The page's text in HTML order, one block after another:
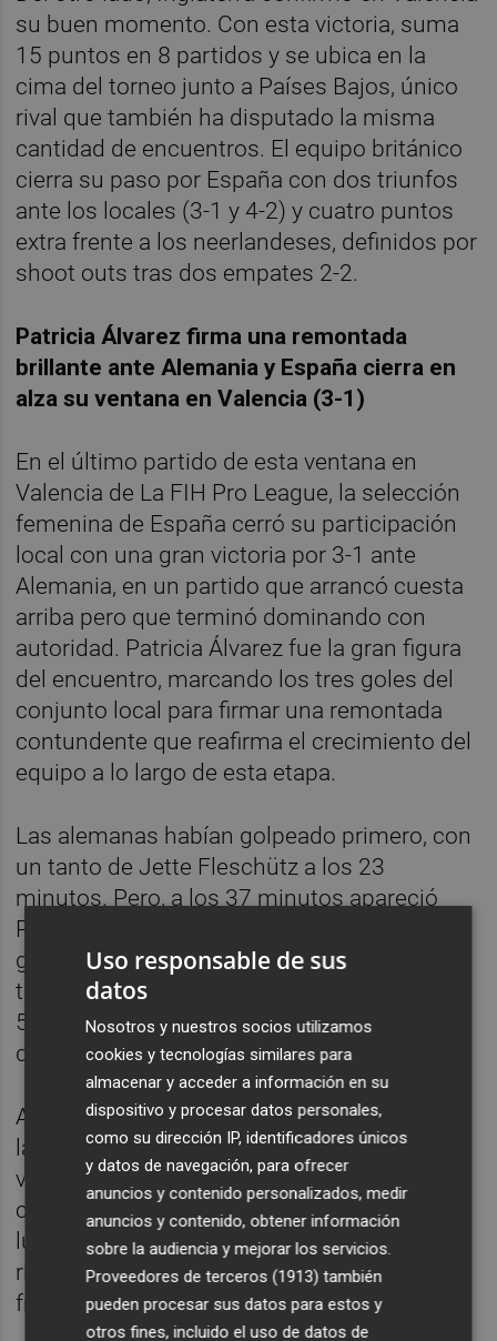
su buen momento. Con esta victoria, suma
15 puntos en 8 partidos y se ubica en la
cima del torneo junto a Países Bajos, único
rival que también ha disputado la misma
cantidad de encuentros. El equipo británico
cierra su paso por España con dos triunfos
ante los locales (3-1 y 4-2) y cuatro puntos
extra frente a los neerlandeses, definidos por
shoot outs tras dos empates 2-2.
Patricia Álvarez firma una remontada
brillante ante Alemania y España cierra en
alza su ventana en Valencia (3-1)
En el último partido de esta ventana en
Valencia de La FIH Pro League, la selección
femenina de España cerró su participación
local con una gran victoria por 3-1 ante
Alemania, en un partido que arrancó cuesta
arriba pero que terminó dominando con
autoridad. Patricia Álvarez fue la gran figura
del encuentro, marcando los tres goles del
conjunto local para firmar una remontada
contundente que reafirma el crecimiento del
equipo a lo largo de esta etapa.
Las alemanas habían golpeado primero, con
un tanto de Jette Fleschütz a los 23
minutos. Pero, a los 37 minutos apareció
Patricia Álvarez para colocar el empate. La
goleadora del equipo marcó el segundo
tanto a los 42’ y sentenció el partido a los
54’, sellando su hat-trick y la victoria
definitiva.
A nivel colectivo, se notó una evolución de
las españolas respecto al inicio de la
ventana, donde España había comenzado
con una derrota ante Bélgica (3-5), aunque
luego se repuso con un 1-0 ante las mismas
rivales y un valioso triunfo en shoot outs
frente a Alemania (1-1; 4-2 SO).
Uso responsable de sus
datos
Nosotros y nuestros socios utilizamos
cookies y tecnologías similares para
almacenar y acceder a información en su
dispositivo y procesar datos personales,
como su dirección IP, identificadores únicos
y datos de navegación, para ofrecer
anuncios y contenido personalizados, medir
anuncios y contenido, obtener información
sobre la audiencia y mejorar los servicios.
Proveedores de terceros (1913) también
pueden procesar sus datos para estos y
otros fines, incluido el uso de datos de